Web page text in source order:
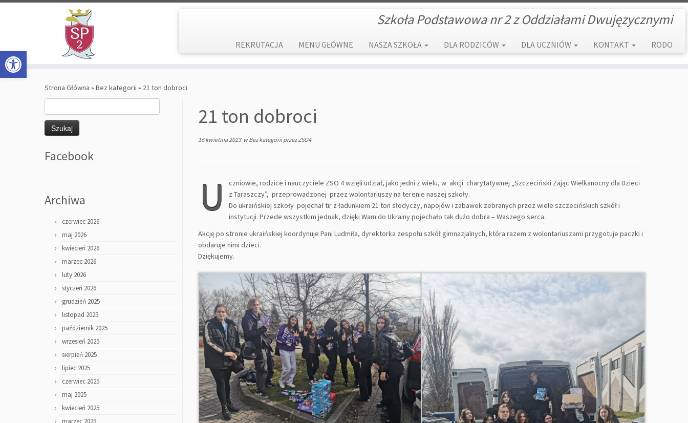
Open toolbar
Skip
Szkoła Podstawowa nr 2 z Oddziałami Dwujęzycznymi
REKRUTACJA MENU GŁÓWNE NASZA SZKOŁA DLA RODZICÓW DLA UCZNIÓW KONTAKT RODO
Strona Główna » Bez kategorii » 21 ton dobroci
Facebook
Archiwa
czerwiec 2026
maj 2026
kwiecień 2026
marzec 2026
luty 2026
styczeń 2026
grudzień 2025
listopad 2025
październik 2025
wrzesień 2025
sierpień 2025
lipiec 2025
czerwiec 2025
maj 2025
kwiecień 2025
marzec 2025
21 ton dobroci
16 kwietnia 2023wBez kategoriiprzezZSO4
U
czniowie, rodzice i nauczyciele ZSO 4 wzięli udział, jako jedni z wielu, w akcji charytatywnej „Szczeciński Zając Wielkanocny dla Dzieci
z Taraszczy”, przeprowadzonej przez wolontariuszy na terenie naszej szkoły.
Do ukraińskiej szkoły pojechał tir z ładunkiem 21 ton słodyczy, napojów i zabawek zebranych przez wiele szczecińskich szkół i
instytucji. Przede wszystkim jednak, dzięki Wam do Ukrainy pojechało tak dużo dobra – Waszego serca.
Akcję po stronie ukraińskiej koordynuje Pani Ludmiła, dyrektorka zespołu szkół gimnazjalnych, która razem z wolontariuszami przygotuje paczki i
obdaruje nimi dzieci.
Dziękujemy.